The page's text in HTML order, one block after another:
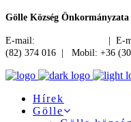
Gölle Község Önkormányzata
E-mail: | E-
(82) 374 016 | Mobil: +36
Hírek
Gölle